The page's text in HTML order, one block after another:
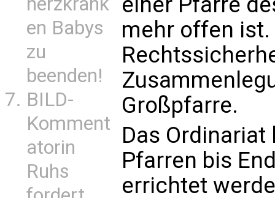
en Babys
zu
beenden!
BILD-
Komment
atorin
Ruhs
mehr offen
Großpfarre.
Das
Pfarren bis
errichtet